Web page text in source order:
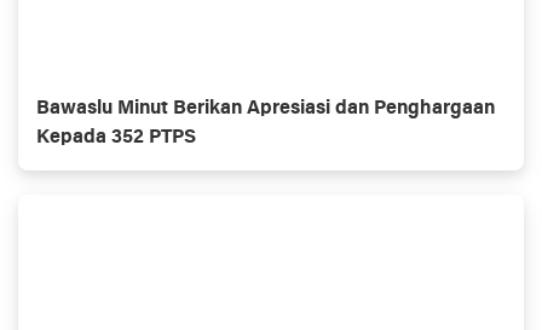
Bawaslu Minut Berikan Apresiasi dan Penghargaan
Kepada 352 PTPS